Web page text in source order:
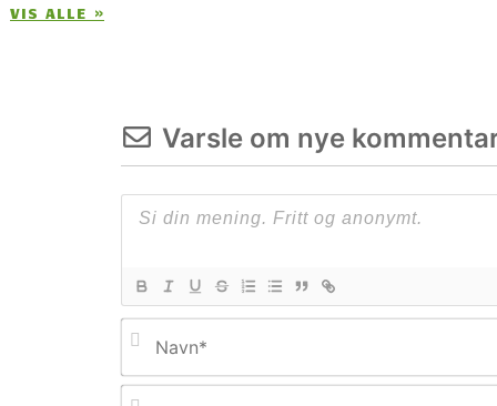
VIS ALLE »
Varsle om nye